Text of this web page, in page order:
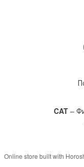
CAT–
Online store built with